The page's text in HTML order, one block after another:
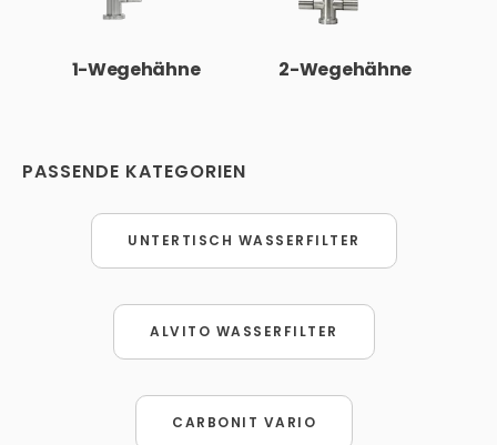
1-Wegehähne 2-Wegehähne
PASSENDE KATEGORIEN
UNTERTISCH WASSERFILTER
ALVITO WASSERFILTER
CARBONIT VARIO